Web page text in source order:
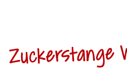
Zuckerstange